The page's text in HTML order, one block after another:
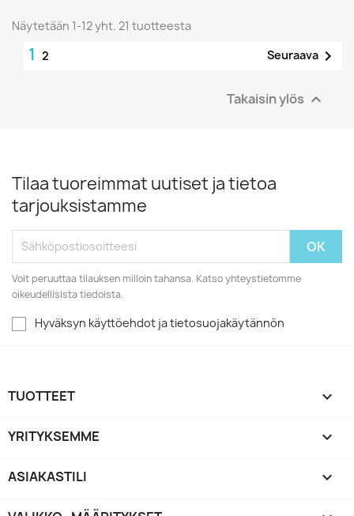
Näytetään 1-12 yht. 21 tuotteesta
1 2 Seuraava 
Takaisin ylös 
Tilaa tuoreimmat uutiset ja tietoa
tarjouksistamme
Voit peruuttaa tilauksen milloin tahansa. Katso yhteystietomme
oikeudellisista tiedoista.
Hyväksyn käyttöehdot ja tietosuojakäytännön
TUOTTEET 
YRITYKSEMME 
ASIAKASTILI 